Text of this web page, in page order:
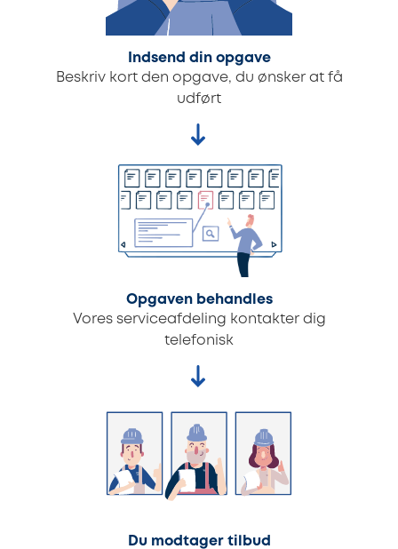
Indsend din opgave
Beskriv kort den opgave, du ønsker at få
udført
Opgaven behandles
Vores serviceafdeling kontakter dig
telefonisk
Du modtager tilbud